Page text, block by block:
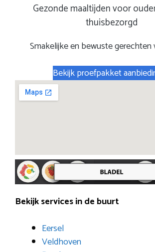
Gezonde maaltijden voor
thuisbezorgd
Smakelijke en bewuste gerechten
Bekijk proefpakket
Bekijk services in de buurt
Eersel
Veldhoven